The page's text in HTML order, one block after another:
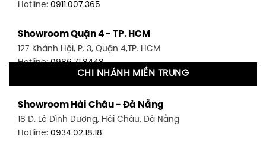
Hotline: 0911.007.365
Showroom Quận 4 - TP. HCM
127 Khánh Hội, P. 3, Quận 4,TP. HCM
Hotline:0986.71.8448
1411 Đường 3/2, P. 16, Quận 11, TP. HCM
Hotline:0906.256.759
CHI NHÁNH MIỀN TRUNG
Showroom Hải Châu - Đà Nẵng
18 Đ. Lê Đình Dương, Hải Châu, Đà Nẵng
Hotline: 0934.02.18.18